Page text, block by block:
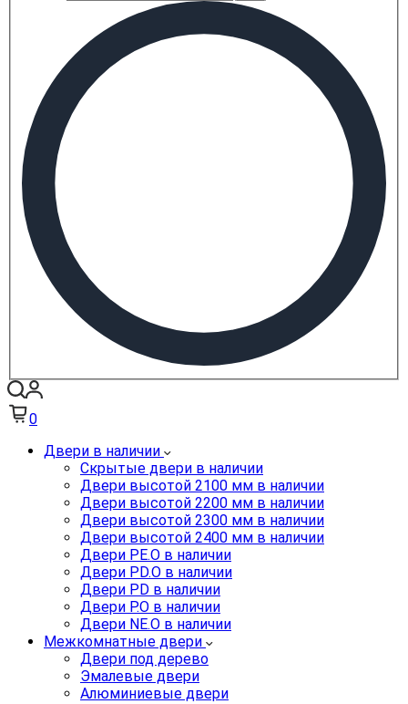
0
Двери в наличии
Скрытые двери в наличии
Двери высотой 2100 мм в наличии
Двери высотой 2200 мм в наличии
Двери высотой 2300 мм в наличии
Двери высотой 2400 мм в наличии
Двери PE.O в наличии
Двери PD.O в наличии
Двери PD в наличии
Двери P.O в наличии
Двери NE.O в наличии
Межкомнатные двери
Двери под дерево
Эмалевые двери
Алюминиевые двери